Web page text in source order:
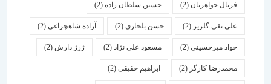
فریال جواهریان(2) حسین سلطان زاده(2)
علی نقی گلریز(2) حسن بلخاری(2) آزاده شاهچراغی(2)
جواد میرحسینی(2) مسعود علی نژاد(2) ژرژ دارش (2)
محمدرضا کارگر(2) ابراهیم حقیقی(2)